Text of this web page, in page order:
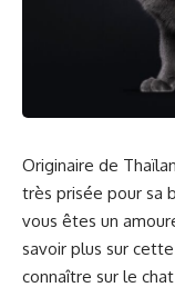
Originaire de
très prisée pour sa
vous êtes un
savoir plus sur
connaître sur le